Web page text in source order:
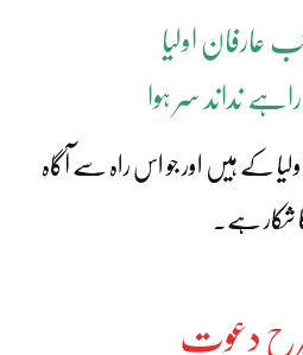
عارفان اولیا
نداند سر ہوا
کے ہیں اور جو اس راہ سے آگاہ
شکار ہے۔
دعوت